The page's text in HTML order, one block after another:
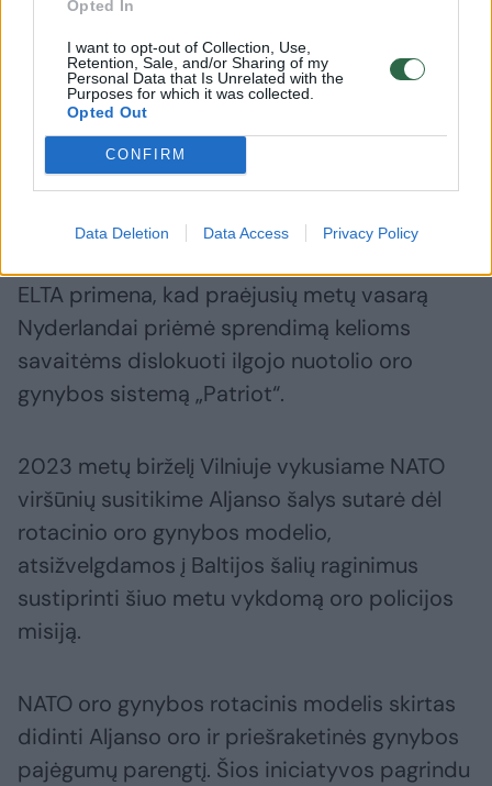
Opted In
I want to opt-out of Collection, Use,
Retention, Sale, and/or Sharing of my
Personal Data that Is Unrelated with the
Purposes for which it was collected.
Opted Out
CONFIRM
Data Deletion Data Access Privacy Policy
Kovai su naujos kartos
grėsmėmis įkurta Lietuvos
kariuomenės Kibernetinės
gynybos valdyba
ELTA primena, kad praėjusių metų vasarą
Nyderlandai priėmė sprendimą kelioms
savaitėms dislokuoti ilgojo nuotolio oro
gynybos sistemą „Patriot“.
2023 metų birželį Vilniuje vykusiame NATO
viršūnių susitikime Aljanso šalys sutarė dėl
rotacinio oro gynybos modelio,
atsižvelgdamos į Baltijos šalių raginimus
sustiprinti šiuo metu vykdomą oro policijos
misiją.
NATO oro gynybos rotacinis modelis skirtas
didinti Aljanso oro ir priešraketinės gynybos
pajėgumų parengtį. Šios iniciatyvos pagrindu